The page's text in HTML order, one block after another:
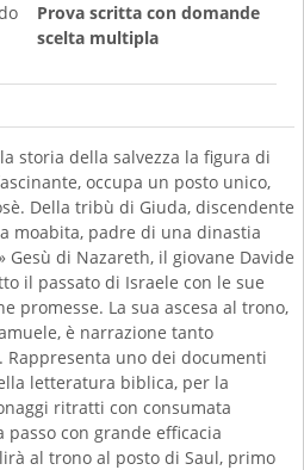
Prova scritta con domande
scelta multipla
storia della salvezza la figura di
occupa un posto unico,
Della tribù di Giuda, discendente
moabita, padre di una dinastia
Gesù di Nazareth, il giovane Davide
il passato di Israele con le sue
promesse. La sua ascesa al trono,
è narrazione tanto
uno dei documenti
letteratura biblica, per la
ritratti con consumata
passo con grande efficacia
al trono al posto di Saul, primo